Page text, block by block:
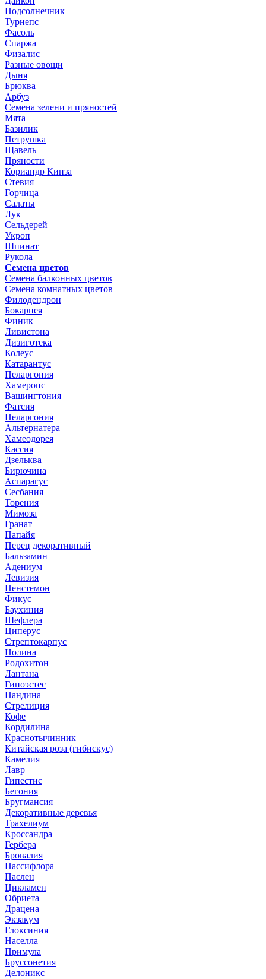
Подсолнечник
Турнепс
Фасоль
Спаржа
Физалис
Разные овощи
Дыня
Брюква
Арбуз
Семена зелени и пряностей
Мята
Базилик
Петрушка
Щавель
Пряности
Кориандр Кинза
Стевия
Горчица
Салаты
Лук
Сельдерей
Укроп
Шпинат
Рукола
Семена цветов
Семена балконных цветов
Семена комнатных цветов
Филодендрон
Бокарнея
Финик
Ливистона
Дизиготека
Колеус
Катарантус
Пеларгония
Хамеропс
Вашингтония
Фатсия
Пеларгония
Альтернатера
Хамеодорея
Кассия
Дзельква
Бирючина
Аспарагус
Сесбания
Торения
Мимоза
Гранат
Папайя
Перец декоративный
Бальзамин
Адениум
Левизия
Пенстемон
Фикус
Баухиния
Шефлера
Циперус
Стрептокарпус
Нолина
Родохитон
Лантана
Гипоэстес
Нандина
Стрелиция
Кофе
Кордилина
Краснотычинник
Китайская роза (гибискус)
Камелия
Лавр
Гипестис
Бегония
Бругмансия
Декоративные деревья
Трахелиум
Кроссандра
Гербера
Бровалия
Пассифлора
Паслен
Цикламен
Обриета
Драцена
Экзакум
Глоксиния
Населла
Примула
Бруссонетия
Делоникс